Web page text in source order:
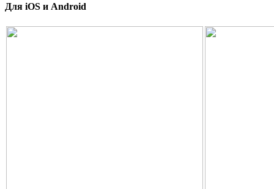
Для iOS и Android